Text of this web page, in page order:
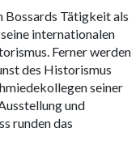
Bossards Tätigkeit als
internationalen
Ferner werden
des Historismus
seiner
und
runden das